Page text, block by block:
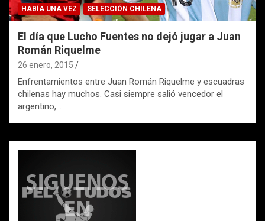
HABÍA UNA VEZ SELECCIÓN CHILENA
El día que Lucho Fuentes no dejó jugar a Juan
Román Riquelme
26 enero, 2015
Enfrentamientos entre Juan Román Riquelme y escuadras
chilenas hay muchos. Casi siempre salió vencedor el
argentino,…